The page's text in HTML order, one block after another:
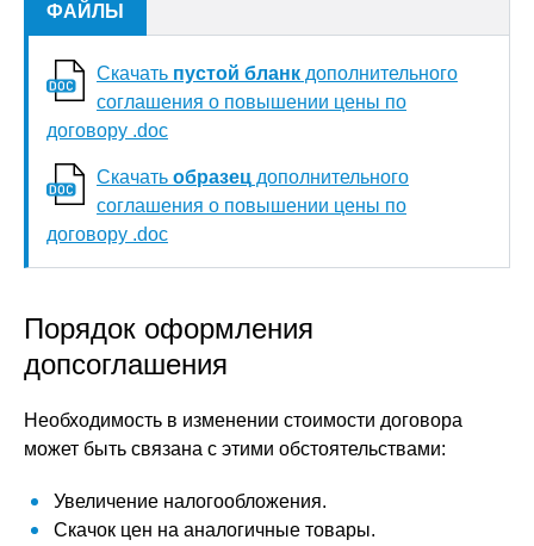
ФАЙЛЫ
Скачать пустой бланк дополнительного
соглашения о повышении цены по
договору .doc
Скачать образец дополнительного
соглашения о повышении цены по
договору .doc
Порядок оформления
допсоглашения
Необходимость в изменении стоимости договора
может быть связана с этими обстоятельствами:
Увеличение налогообложения.
Скачок цен на аналогичные товары.